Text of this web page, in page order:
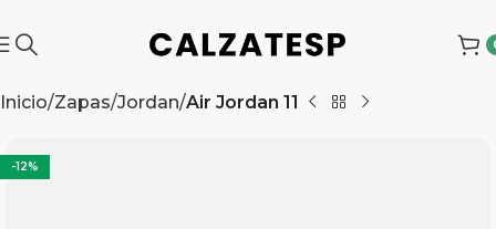
Inicio Zapas Jordan Air Jordan 11
-12%